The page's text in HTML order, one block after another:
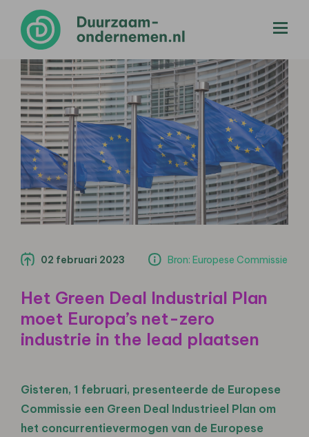
02 februari 2023 Bron: Europese Commissie
Het Green Deal Industrial Plan
moet Europa’s net-zero
industrie in the lead plaatsen
Gisteren, 1 februari, presenteerde de Europese
Commissie een Green Deal Industrieel Plan om
het concurrentievermogen van de Europese